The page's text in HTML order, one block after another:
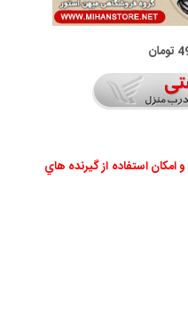
استفاده از گيرنده هاي